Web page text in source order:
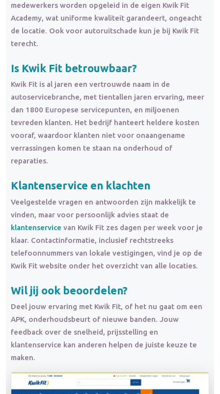
medewerkers worden opgeleid in de eigen Kwik Fit
Academy, wat uniforme kwaliteit garandeert, ongeacht
de locatie. Ook voor autoruitschade kun je bij Kwik Fit
terecht.
Is Kwik Fit betrouwbaar?
Kwik Fit is al jaren een vertrouwde naam in de
autoservicebranche, met tientallen jaren ervaring, meer
dan 1800 Europese servicepunten, en miljoenen
tevreden klanten. Het bedrijf hanteert heldere kosten
vooraf, waardoor klanten niet voor onaangename
verrassingen komen te staan na onderhoud of
reparaties.
Klantenservice en klachten
Veelgestelde vragen en antwoorden zijn makkelijk te
vinden, maar voor persoonlijk advies staat de
klantenservice van Kwik Fit zes dagen per week voor je
klaar. Contactinformatie, inclusief rechtstreeks
telefoonnummers van lokale vestigingen, vind je op de
Kwik Fit website onder het overzicht van alle locaties.
Wil jij ook beoordelen?
Deel jouw ervaring met Kwik Fit, of het nu gaat om een
APK, onderhoudsbeurt of nieuwe banden. Jouw
feedback over de snelheid, prijsstelling en
klantenservice kan anderen helpen de juiste keuze te
maken.